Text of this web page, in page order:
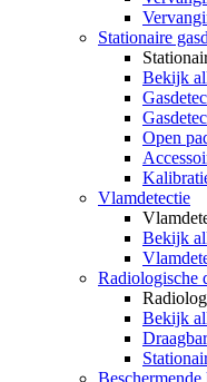
Stationaire
Bekijk
Open
Vlamdetectie
Bekijk
Radiologische
Bekijk